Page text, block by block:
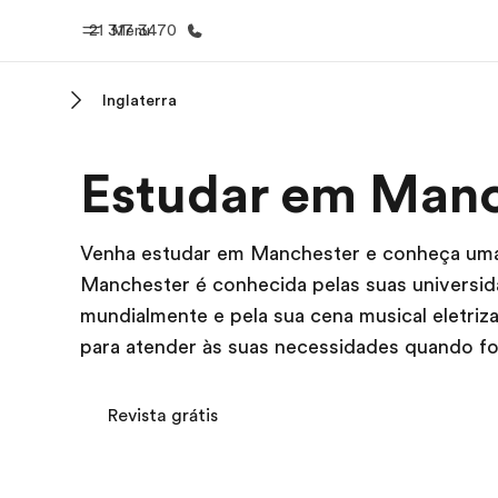
Menu
21 317 3470
Bem-vindo à EF
Saiba
Inglaterra
Estudar em
Venha estudar em Manchester e conheça
Manchester é conhecida pelas suas
mundialmente e pela sua cena musical
para atender às suas necessidades quando
Revista grátis